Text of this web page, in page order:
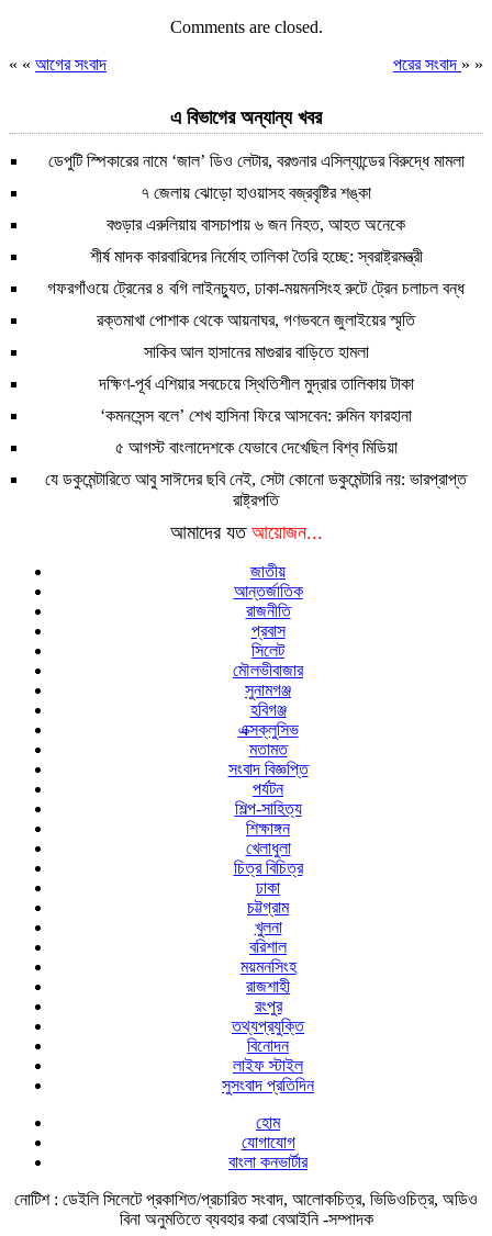
Comments are closed.
« « আগের সংবাদ পরের সংবাদ » »
এ বিভাগের অন্যান্য খবর
ডেপুটি স্পিকারের নামে ‘জাল’ ডিও লেটার, বরগুনার এসিল্যান্ডের বিরুদ্ধে মামলা
৭ জেলায় ঝোড়ো হাওয়াসহ বজ্রবৃষ্টির শঙ্কা
বগুড়ার এরুলিয়ায় বাসচাপায় ৬ জন নিহত, আহত অনেকে
শীর্ষ মাদক কারবারিদের নির্মোহ তালিকা তৈরি হচ্ছে: স্বরাষ্ট্রমন্ত্রী
গফরগাঁওয়ে ট্রেনের ৪ বগি লাইনচ্যুত, ঢাকা-ময়মনসিংহ রুটে ট্রেন চলাচল বন্ধ
রক্তমাখা পোশাক থেকে আয়নাঘর, গণভবনে জুলাইয়ের স্মৃতি
সাকিব আল হাসানের মাগুরার বাড়িতে হামলা
দক্ষিণ-পূর্ব এশিয়ার সবচেয়ে স্থিতিশীল মুদ্রার তালিকায় টাকা
‘কমনসেন্স বলে’ শেখ হাসিনা ফিরে আসবেন: রুমিন ফারহানা
৫ আগস্ট বাংলাদেশকে যেভাবে দেখেছিল বিশ্ব মিডিয়া
যে ডকুমেন্টারিতে আবু সাঈদের ছবি নেই, সেটা কোনো ডকুমেন্টারি নয়: ভারপ্রাপ্ত
রাষ্ট্রপতি
আমাদের যত আয়োজন...
জাতীয়
আন্তর্জাতিক
রাজনীতি
প্রবাস
সিলেট
মৌলভীবাজার
সুনামগঞ্জ
হবিগঞ্জ
এক্সক্লুসিভ
মতামত
সংবাদ বিজ্ঞপ্তি
পর্যটন
শিল্প-সাহিত্য
শিক্ষাঙ্গন
খেলাধুলা
চিত্র বিচিত্র
ঢাকা
চট্টগ্রাম
খুলনা
বরিশাল
ময়মনসিংহ
রাজশাহী
রংপুর
তথ্যপ্রযুক্তি
বিনোদন
লাইফ স্টাইল
সুসংবাদ প্রতিদিন
হোম
যোগাযোগ
বাংলা কনভার্টার
নোটিশ : ডেইলি সিলেটে প্রকাশিত/প্রচারিত সংবাদ, আলোকচিত্র, ভিডিওচিত্র, অডিও
বিনা অনুমতিতে ব্যবহার করা বেআইনি -সম্পাদক